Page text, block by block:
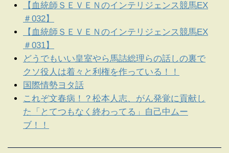
【血統師ＳＥＶＥＮのインテリジェンス競馬EX
＃032】
【血統師ＳＥＶＥＮのインテリジェンス競馬EX
＃031】
どうでもいい皇室やら馬詰総理らの話しの裏で
クソ役人は着々と利権を作っている！！
国際情勢ヨタ話
これぞ文春病！？松本人志、がん発覚に貢献し
た「とてつもなく終わってる」自己中ムー
ブ！！